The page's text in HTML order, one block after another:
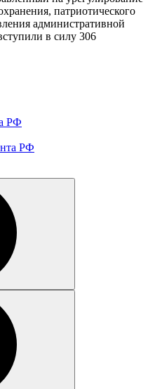
патриотического
административной
в силу 306
РФ
РФ